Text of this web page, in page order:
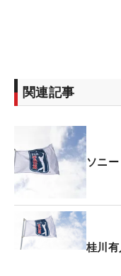
関連記事
ソニ
桂川